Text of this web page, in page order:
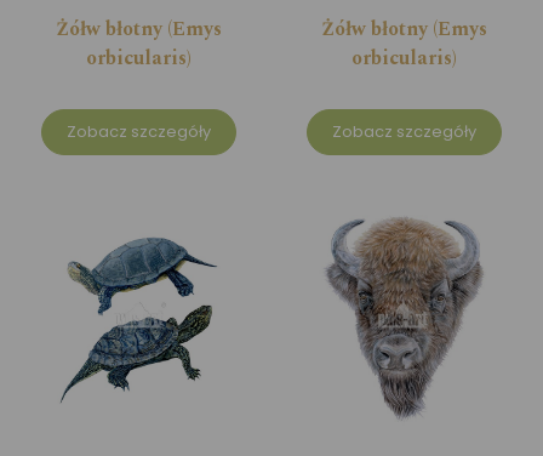
Żółw błotny (Emys
orbicularis)
Zobacz szczegóły
Żółw błotny (Emys
orbicularis)
Zobacz szczegóły